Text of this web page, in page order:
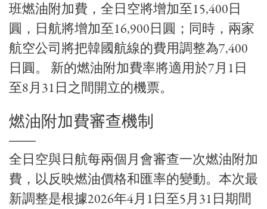
班燃油附加費，全日空將增加至15,400日
圓，日航將增加至16,900日圓；同時，兩家
航空公司將把韓國航線的費用調整為7,400
日圓。 新的燃油附加費率將適用於7月1日
至8月31日之間開立的機票。
燃油附加費審查機制
全日空與日航每兩個月會審查一次燃油附加
費，以反映燃油價格和匯率的變動。本次最
新調整是根據2026年4月1日至5月31日期間